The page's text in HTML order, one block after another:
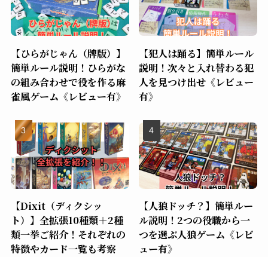
【ひらがじゃん（牌版）】
簡単ルール説明！ひらがな
の組み合わせで役を作る麻
雀風ゲーム《レビュー有》
【犯人は踊る】簡単ルール
説明！次々と入れ替わる犯
人を見つけ出せ《レビュー
有》
【Dixit（ディクシッ
ト）】全拡張10種類＋2種
類一挙ご紹介！それぞれの
特徴やカード一覧も考察
【人狼ドッチ？】簡単ルー
ル説明！2つの役職から一
つを選ぶ人狼ゲーム《レビ
ュー有》